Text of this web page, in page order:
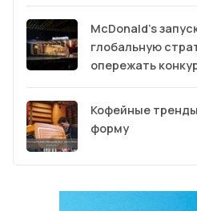
McDonald’s
глобальную
опережать
Кофейные
форму